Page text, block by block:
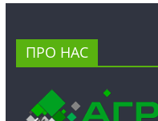
ПРО НАС